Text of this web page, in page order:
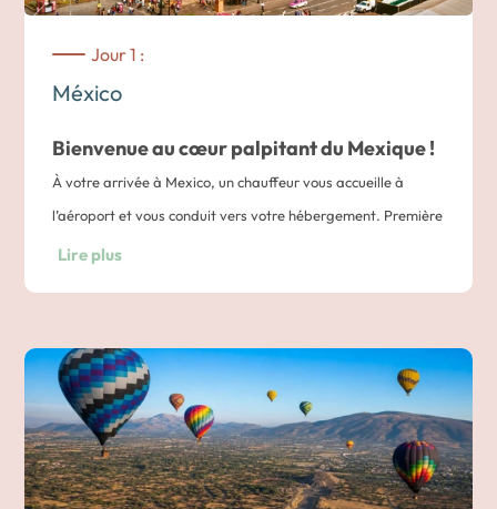
Jour 1 :
México
Bienvenue au cœur palpitant du Mexique !
À votre arrivée à Mexico, un chauffeur vous accueille à
l’aéroport et vous conduit vers votre hébergement. Première
immersion dans cette métropole vibrante.
Lire plus